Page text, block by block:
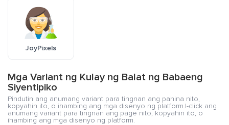
JoyPixels
Mga Variant ng Kulay ng Balat ng Babaeng
Siyentipiko
Pindutin ang anumang variant para tingnan ang pahina nito,
kopyahin ito, o ihambing ang mga disenyo ng platform.I-click ang
anumang variant para tingnan ang page nito, kopyahin ito, o
ihambing ang mga disenyo ng platform.